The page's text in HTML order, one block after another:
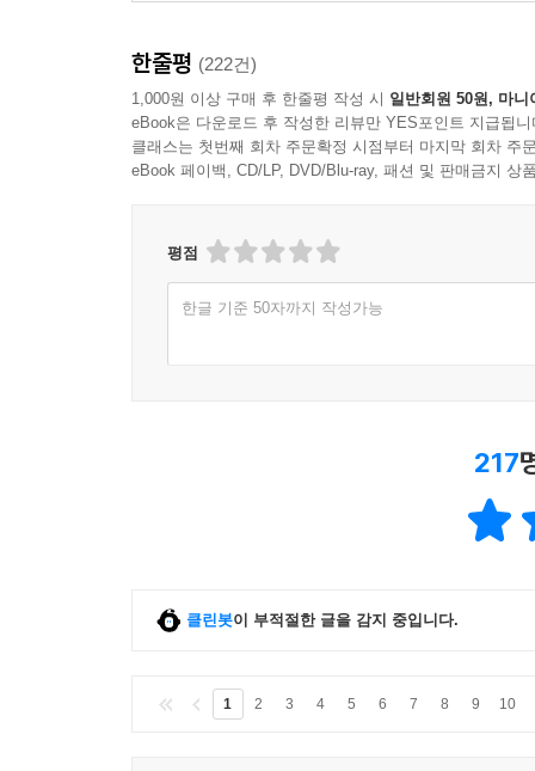
한줄평 (222건)
1,000원 이상 구매 후 한줄평 작성 시 일반회원 50원, 마니
eBook은 다운로드 후 작성한 리뷰만 YES포인트 지급됩니
클래스는 첫번째 회차 주문확정 시점부터 마지막 회차 주
eBook 페이백, CD/LP, DVD/Blu-ray, 패션 및 판매금지 상
평점
한글 기준 50자까지 작성가능
217
클린봇이 부적절한 글을 감지 중입니다.
1 2 3 4 5 6 7 8 9 10